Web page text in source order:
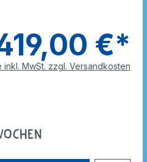
€*
inkl. MwSt. zzgl. Versandkosten